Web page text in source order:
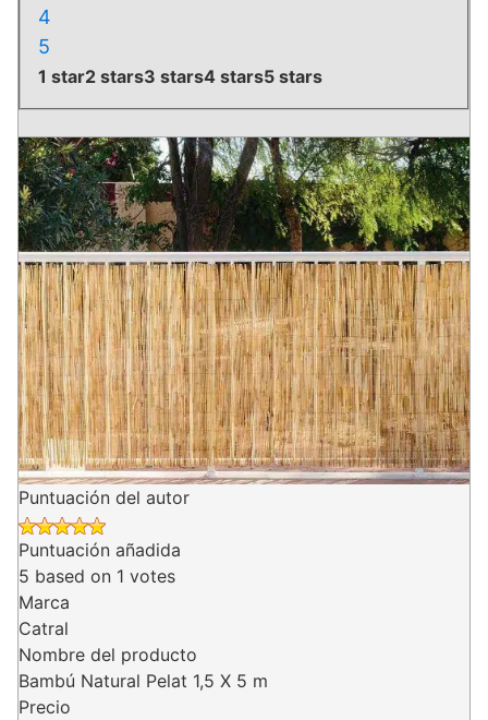
4
5
1 star2 stars3 stars4 stars5 stars
Puntuación del autor
Puntuación añadida
5 based on 1 votes
Marca
Catral
Nombre del producto
Bambú Natural Pelat 1,5 X 5 m
Precio